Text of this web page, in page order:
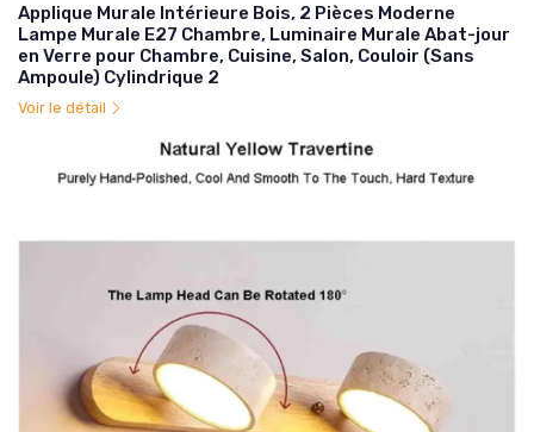
Applique Murale Intérieure Bois, 2 Pièces Moderne
Lampe Murale E27 Chambre, Luminaire Murale Abat-jour
en Verre pour Chambre, Cuisine, Salon, Couloir (Sans
Ampoule) Cylindrique 2
Voir le détail